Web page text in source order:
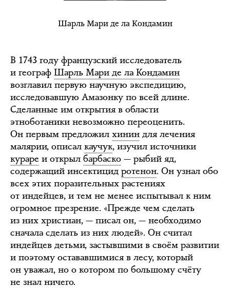
Шарль Мари де ла Кондамин
В 1743 году французский исследователь
и географ Шарль Мари де ла Кондамин
возглавил первую научную экспедицию,
исследовавшую Амазонку по всей длине.
Сделанные им открытия в области
этноботаники невозможно переоценить.
Он первым предложил хинин для лечения
малярии, описал каучук, изучил источники
кураре и открыл барбаско — рыбий яд,
содержащий инсектицид ротенон. Он узнал обо
всех этих поразительных растениях
от индейцев, и тем не менее испытывал к ним
огромное презрение. «Прежде чем сделать
из них христиан, — писал он, — необходимо
сначала сделать из них людей». Он считал
индейцев детьми, застывшими в своём развитии
и поэтому остававшимися в лесу, который
он уважал, но о котором по большому счёту
не знал ничего.